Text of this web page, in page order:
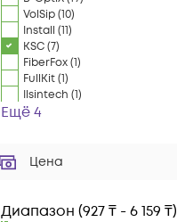
VolSip(10)
Install (11)
KSC(7)
FiberFox(1)
FullKit(1)
Ilsintech (1)
Ещё 4
Цена
Диапазон (927 ₸ - 6 159 ₸)